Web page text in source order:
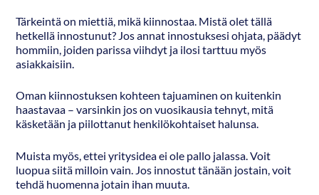
Tärkeintä on miettiä, mikä kiinnostaa. Mistä olet tällä
hetkellä innostunut? Jos annat innostuksesi ohjata, päädyt
hommiin, joiden parissa viihdyt ja ilosi tarttuu myös
asiakkaisiin.
Oman kiinnostuksen kohteen tajuaminen on kuitenkin
haastavaa – varsinkin jos on vuosikausia tehnyt, mitä
käsketään ja piilottanut henkilökohtaiset halunsa.
Muista myös, ettei yritysidea ei ole pallo jalassa. Voit
luopua siitä milloin vain. Jos innostut tänään jostain, voit
tehdä huomenna jotain ihan muuta.